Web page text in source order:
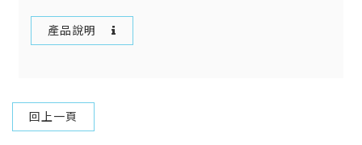
產品說明
回上一頁